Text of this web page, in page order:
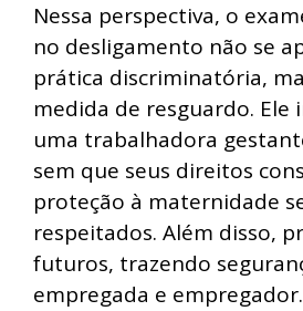
Nessa perspectiva, o
no desligamento não se
prática discriminatória,
medida de resguardo. Ele
uma trabalhadora
sem que seus direitos
proteção à maternidade
respeitados. Além disso,
futuros, trazendo
empregada e empregador.